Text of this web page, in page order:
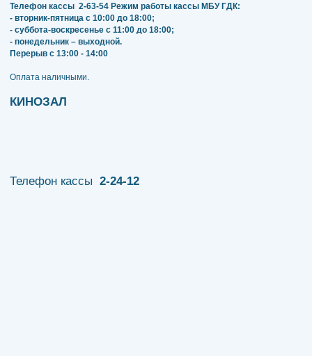
Телефон кассы 2-63-54 Режим работы кассы МБУ ГДК:
- вторник-пятница с 10:00 до 18:00;
- суббота-воскресенье с 11:00 до 18:00;
- понедельник – выходной.
Перерыв с 13:00 - 14:00
​​​​​​​Оплата наличными.
КИНОЗАЛ
Телефон кассы 2-24-12